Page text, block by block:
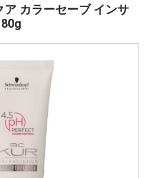
ア カラーセーブ インサ